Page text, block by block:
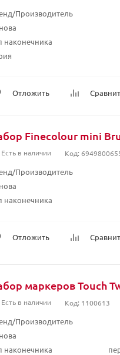
Производитель
наконечника
Отложить
Finecolour mini
Есть в наличии Код:
Производитель
наконечника
Отложить
маркеров Touch
Есть в наличии Код: 1100613
Производитель
наконечника